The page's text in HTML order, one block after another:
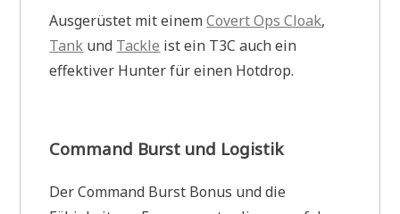
Ausgerüstet mit einemCovert Ops Cloak,
Tank und Tackle ist ein T3C auch ein
effektiver Hunter für einen Hotdrop.
Command Burst und Logistik
Der Command Burst Bonus und die